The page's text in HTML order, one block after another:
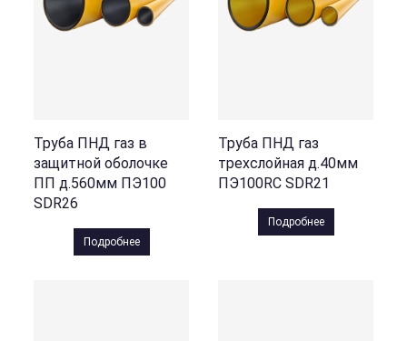
Труба ПНД газ в
защитной оболочке
ПП д.560мм ПЭ100
SDR26
Подробнее
Труба ПНД газ
трехслойная д.40мм
ПЭ100RC SDR21
Подробнее